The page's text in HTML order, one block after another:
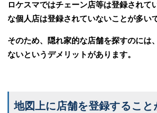
ロケスマではチェーン店等は登録されて
な個人店は登録されていないことが多い
そのため、隠れ家的な店舗を探すのには
ないというデメリットがあります。
地図上に店舗を登録すること